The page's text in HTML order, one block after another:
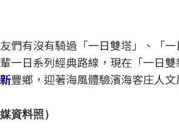
們有沒有騎過「一日雙塔」、「
輩一日系列經典路線，現在「一日
新豐鄉，迎著海風體驗濱海客庄人文
資料照）